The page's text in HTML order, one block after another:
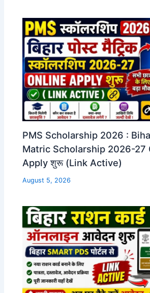
PMS Scholarship 2026 :
Matric Scholarship 2026-27
Apply शुरू (Link Active)
August 5, 2026